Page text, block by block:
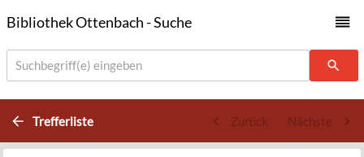
Bibliothek Ottenbach - Suche
Suchbegriff(e) eingeben
Trefferliste Zurück Nächste